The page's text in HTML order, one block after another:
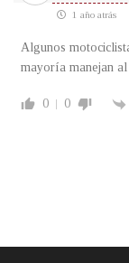
1 año atrás
Algunos
mayoría manejan
0 0